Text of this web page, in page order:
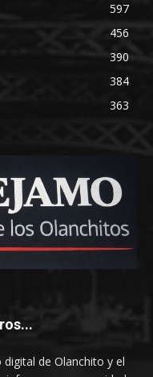
597
456
390
384
363
de Olanchito y el